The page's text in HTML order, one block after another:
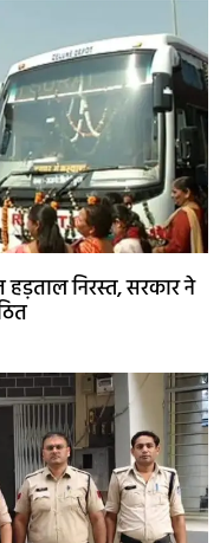
निरस्त, सरकार ने